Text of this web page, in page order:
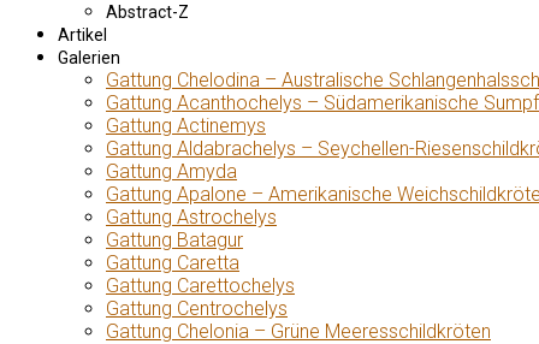
Abstract-Z
Artikel
Galerien
Gattung Chelodina – Australische
Gattung Acanthochelys – Südamerikanische
Gattung Actinemys
Gattung Aldabrachelys – Seychellen-
Gattung Amyda
Gattung Apalone – Amerikanische
Gattung Astrochelys
Gattung Batagur
Gattung Caretta
Gattung Carettochelys
Gattung Centrochelys
Gattung Chelonia – Grüne Meeresschildkröten